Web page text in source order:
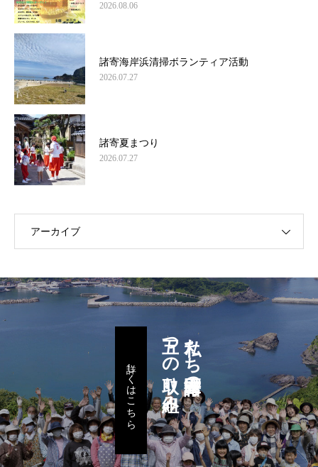
2026.08.06
諸寄海岸浜清掃ボランティア活動
2026.07.27
諸寄夏まつり
2026.07.27
アーカイブ
私たち諸寄区民の
五つの取り組み
詳しくはこちら